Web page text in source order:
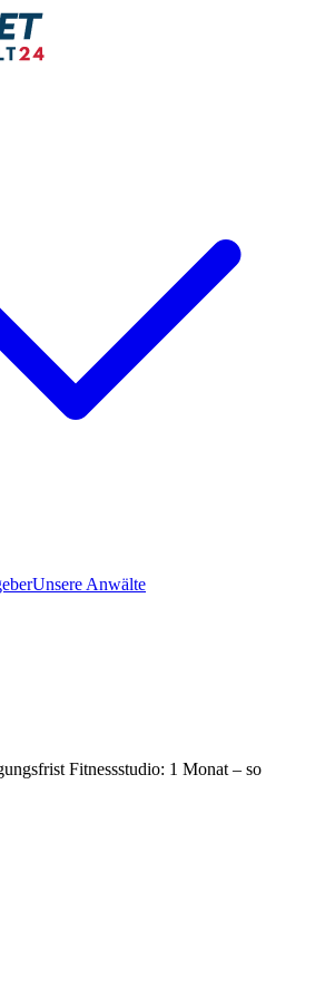
Unsere Anwälte
Fitnessstudio: 1 Monat – so